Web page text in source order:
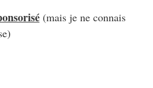
(mais je ne connais